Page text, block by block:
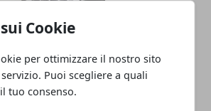
Cookie
per ottimizzare il nostro sito
Puoi scegliere a quali
tuo consenso.
Ricco di Potenziale